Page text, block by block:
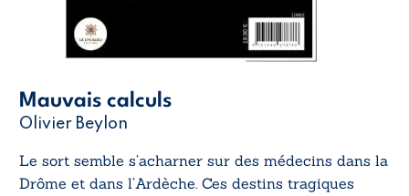
Mauvais calculs
Olivier Beylon
Le sort semble s’acharner sur des médecins dans la
Drôme et dans l’Ardèche. Ces destins tragiques